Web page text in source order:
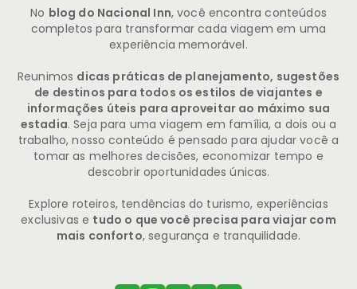
No blog do Nacional Inn, você encontra conteúdos
completos para transformar cada viagem em uma
experiência memorável.
Reunimos dicas práticas de planejamento, sugestões
de destinos para todos os estilos de viajantes e
informações úteis para aproveitar ao máximo sua
estadia. Seja para uma viagem em família, a dois ou a
trabalho, nosso conteúdo é pensado para ajudar você a
tomar as melhores decisões, economizar tempo e
descobrir oportunidades únicas.
Explore roteiros, tendências do turismo, experiências
exclusivas e tudo o que você precisa para viajar com
mais conforto, segurança e tranquilidade.